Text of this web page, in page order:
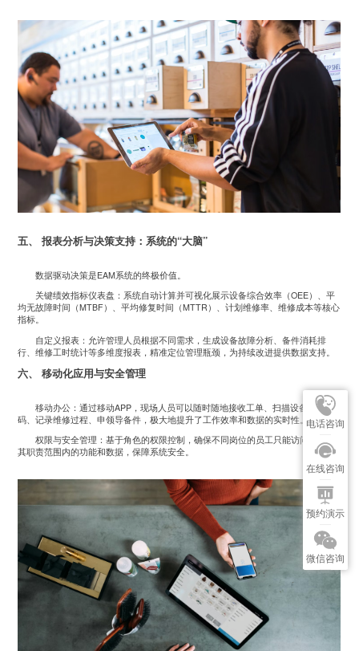
五、 报表分析与决策支持：系统的“大脑”
数据驱动决策是EAM系统的终极价值。
关键绩效指标仪表盘：系统自动计算并可视化展示设备综合效率（OEE）、平
均无故障时间（MTBF）、平均修复时间（MTTR）、计划维修率、维修成本等核心
指标。
自定义报表：允许管理人员根据不同需求，生成设备故障分析、备件消耗排
行、维修工时统计等多维度报表，精准定位管理瓶颈，为持续改进提供数据支持。
六、 移动化应用与安全管理
移动办公：通过移动APP，现场人员可以随时随地接收工单、扫描设备二维
码、记录维修过程、申领导备件，极大地提升了工作效率和数据的实时性。
权限与安全管理：基于角色的权限控制，确保不同岗位的员工只能访问和操作
其职责范围内的功能和数据，保障系统安全。
电话咨询
在线咨询
预约演示
微信咨询